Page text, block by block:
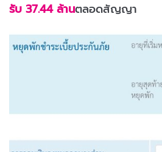
รับ 37.44 ล้านตลอดสัญญา